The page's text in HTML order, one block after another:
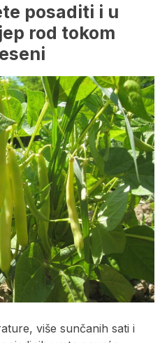
posaditi i u
rod tokom
više sunčanih sati i